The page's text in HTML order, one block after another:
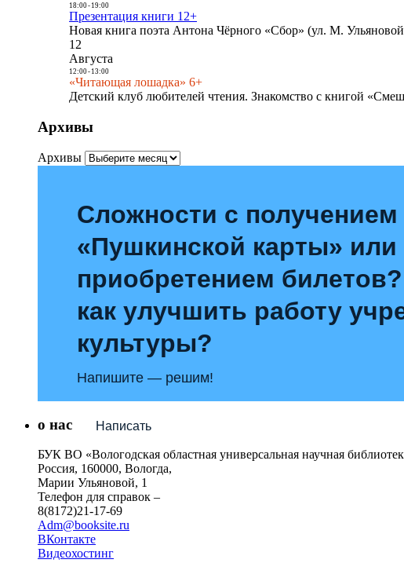
18:00- 19:00
Презентация книги 12+
Новая книга поэта Антона Чёрного «Сбор» (ул. М.
12
Августа
12:00- 13:00
«Читающая лошадка» 6+
Детский клуб любителей чтения. Знакомство с книгой
Архивы
Архивы
Сложности с получением
«Пушкинской карты» или
приобретением
как улучшить работу
культуры?
Напишите — решим!
Написать
о нас
БУК ВО «Вологодская областная универсальная научная
Россия, 160000, Вологда,
Марии Ульяновой, 1
Телефон для справок –
8(8172)21-17-69
Adm@booksite.ru
ВКонтакте
Видеохостинг